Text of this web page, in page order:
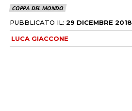
COPPA DEL MONDO
PUBBLICATO IL: 29 DICEMBRE 2018
LUCA GIACCONE